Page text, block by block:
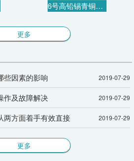
6号高铅锡青铜衬套
更多
些因素的影响 2019-07-29
作及故障解决 2019-07-29
两方面着手有效直接 2019-07-29
更多